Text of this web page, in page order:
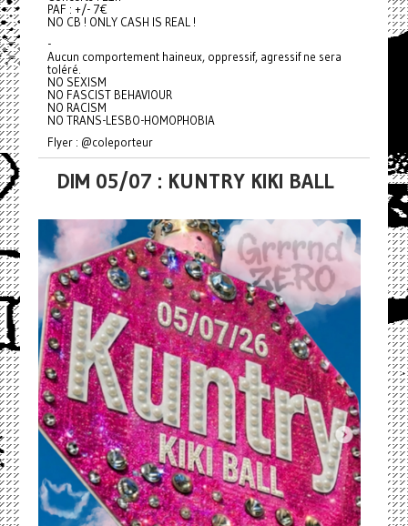
PAF : +/- 7€
NO CB ! ONLY CASH IS REAL !
-
Aucun comportement haineux, oppressif, agressif ne sera
toléré.
NO SEXISM
NO FASCIST BEHAVIOUR
NO RACISM
NO TRANS-LESBO-HOMOPHOBIA
Flyer : @coleporteur
DIM 05/07 : KUNTRY KIKI BALL